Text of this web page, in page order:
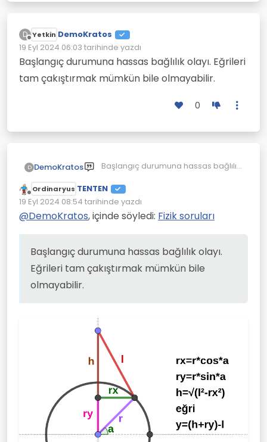
D
Çevrimdışı
Yetkin DemoKratos
19 Eyl 2024 06:03 tarihinde yazdı
Son düzenleyen:
Başlangıç durumuna hassas bağlılık olayı. Eğrileri
tam çakıştırmak mümkün bile olmayabilir.
0
D DemoKratos
Başlangıç durumuna hassas bağlılık
mümkün bile olmayabilir.
Çevrimdışı
Ordinaryus TENTEN
19 Eyl 2024 08:54 tarihinde yazdı
Son düzenleyen:
@DemoKratos, içinde söyledi: Fizik soruları
Başlangıç durumuna hassas bağlılık olayı.
Eğrileri tam çakıştırmak mümkün bile
olmayabilir.